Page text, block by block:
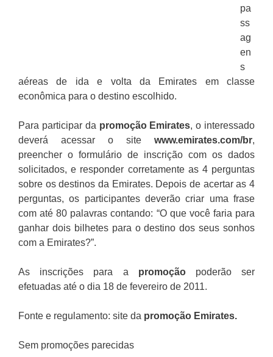
pa
ss
ag
en
s
aéreas de ida e volta da Emirates em classe
econômica para o destino escolhido.
Para participar da promoção Emirates, o interessado
deverá acessar o site www.emirates.com/br,
preencher o formulário de inscrição com os dados
solicitados, e responder corretamente as 4 perguntas
sobre os destinos da Emirates. Depois de acertar as 4
perguntas, os participantes deverão criar uma frase
com até 80 palavras contando: “O que você faria para
ganhar dois bilhetes para o destino dos seus sonhos
com a Emirates?”.
As inscrições para a promoçãopoderão ser
efetuadas até o dia 18 de fevereiro de 2011.
Fonte e regulamento: site da promoção Emirates.
Sem promoções parecidas